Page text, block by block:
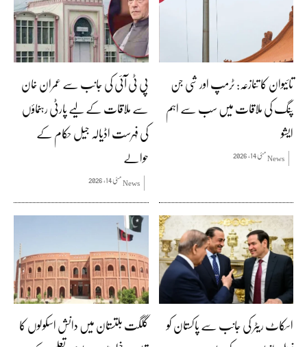
تائیوان کا تنازعہ: ٹرمپ اور شی جن
پنگ کی ملاقات میں سب سے اہم
ایشو
Newsمئی 14, 2026
پی ٹی آئی کی جانب سے عمران خان
سے ملاقات کے لیے پارٹی رہنماؤں
کی فہرست اڈیالہ جیل حکام کے
حوالے
Newsمئی 14, 2026
اسکاٹ ریٹر کی جانب سے پاکستان کو
گلگت بلتستان میں دانش اسکولوں کا